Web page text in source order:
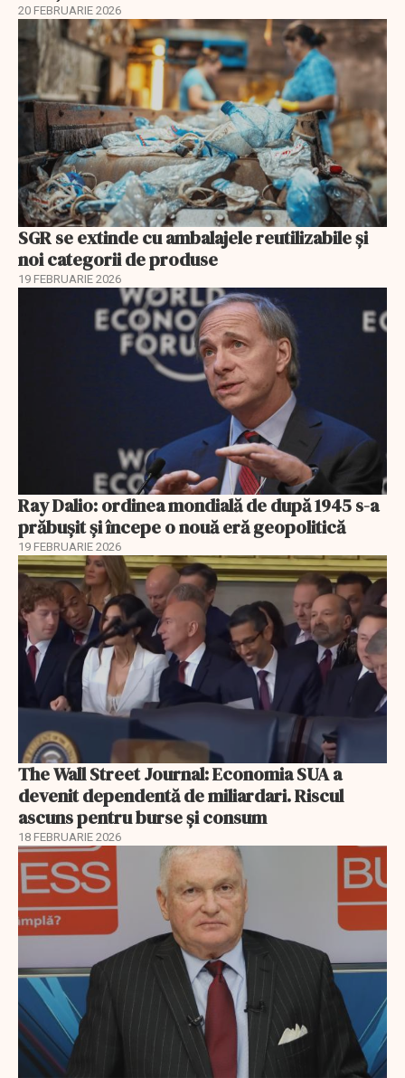
20 FEBRUARIE 2026
SGR se extinde cu ambalajele reutilizabile și
noi categorii de produse
19 FEBRUARIE 2026
Ray Dalio: ordinea mondială de după 1945 s-a
prăbușit și începe o nouă eră geopolitică
19 FEBRUARIE 2026
The Wall Street Journal: Economia SUA a
devenit dependentă de miliardari. Riscul
ascuns pentru burse și consum
18 FEBRUARIE 2026
EXCLUSIV